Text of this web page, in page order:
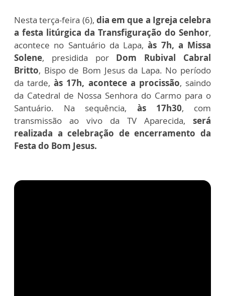
Nesta terça-feira (6), dia em que a Igreja celebra
a festa litúrgica da Transfiguração do Senhor,
acontece no Santuário da Lapa,às 7h, a Missa
Solene, presidida por Dom Rubival Cabral
Britto, Bispo de Bom Jesus da Lapa. No período
da tarde,às 17h, acontece a procissão, saindo
da Catedral de Nossa Senhora do Carmo para o
Santuário. Na sequência, às 17h30, com
transmissão ao vivo da TV Aparecida, será
realizada a celebração de encerramento da
Festa do Bom Jesus.